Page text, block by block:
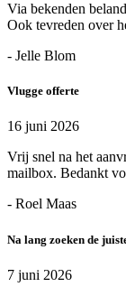
Via bekenden
Ook tevreden over
- Jelle Blom
Vlugge offerte
16 juni 2026
Vrij snel na het
mailbox. Bedankt
- Roel Maas
Na lang zoeken de
7 juni 2026